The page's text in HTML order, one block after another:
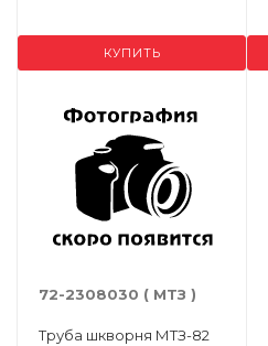
КУПИТЬ
72-2308030 ( МТЗ )
Труба шкворня МТЗ-82